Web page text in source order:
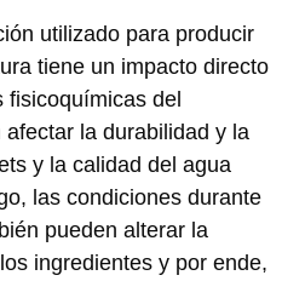
utilizado para producir
tiene un impacto directo
fisicoquímicas del
la durabilidad y la
y la calidad del agua
las condiciones durante
pueden alterar la
ingredientes y por ende,